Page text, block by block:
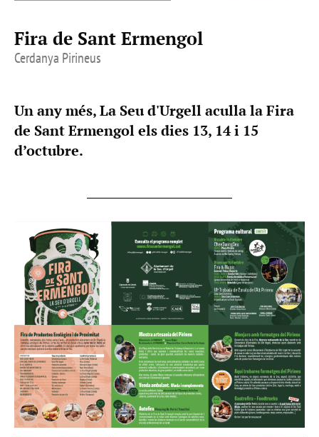
Fira de Sant Ermengol
Cerdanya Pirineus
Un any més, La Seu d'Urgell aculla la Fira
de Sant Ermengol els dies 13, 14 i 15
d’octubre.